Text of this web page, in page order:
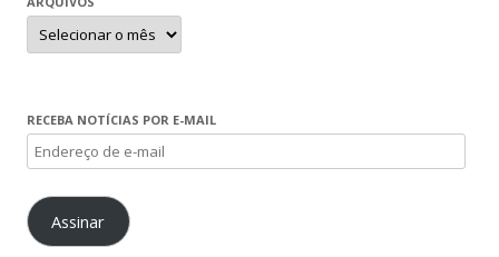
Arquivos
RECEBA NOTÍCIAS POR E-MAIL
Endereço
de
e-
mailAssinar